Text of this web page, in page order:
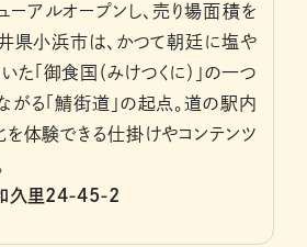
ーアルオープンし、売り場面積を
県小浜市は、かつて朝廷に塩や
た「御食国（みけつくに）」の一つ
がる「鯖街道」の起点。道の駅内
体験できる仕掛けやコンテンツ
久里24-45-2